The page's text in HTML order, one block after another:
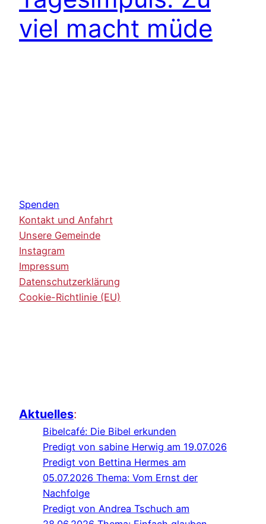
viel macht müde
Spenden
Kontakt und Anfahrt
Unsere Gemeinde
Instagram
Impressum
Datenschutzerklärung
Cookie-Richtlinie (EU)
Aktuelles:
Bibelcafé: Die Bibel erkunden
Predigt von sabine Herwig am 19.07.026
Predigt von Bettina Hermes am
05.07.2026 Thema: Vom Ernst der
Nachfolge
Predigt von Andrea Tschuch am